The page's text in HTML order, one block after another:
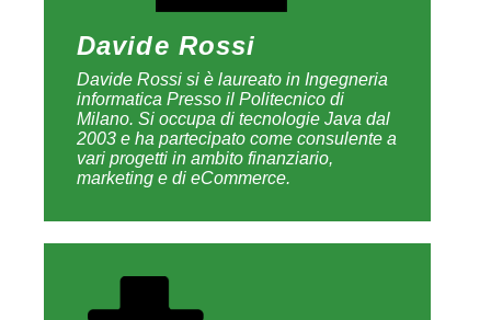
Davide Rossi
Davide Rossi si è laureato in Ingegneria
informatica Presso il Politecnico di
Milano. Si occupa di tecnologie Java dal
2003 e ha partecipato come consulente a
vari progetti in ambito finanziario,
marketing e di eCommerce.